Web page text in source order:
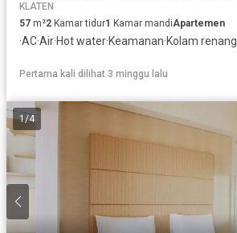
KLATEN
57 m²2 Kamar tidur1 Kamar mandiApartemen
·AC·Air·Hot water·Keamanan·Kolam renang
Pertama kali dilihat 3 minggu lalu
1/4